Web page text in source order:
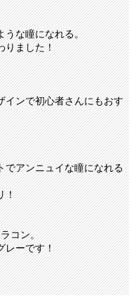
うな瞳になれる。
りました！
インで初心者さんにもおす
でアンニュイな瞳になれる
！
コン。
レーです！